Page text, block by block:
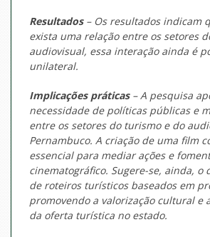
Resultados– Os resultados indicam
exista uma relação entre os setores
audiovisual, essa interação ainda é
unilateral.
Implicações práticas– A pesquisa
necessidade de políticas públicas e
entre os setores do turismo e do
Pernambuco. A criação de uma film
essencial para mediar ações e
cinematográfico. Sugere-se, ainda, o
de roteiros turísticos baseados em
promovendo a valorização cultural e
da oferta turística no estado.